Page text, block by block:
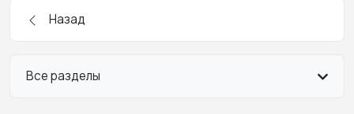
Назад
Все разделы